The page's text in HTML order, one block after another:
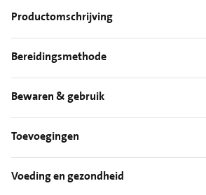
Productomschrijving
Bereidingsmethode
Bewaren & gebruik
Toevoegingen
Voeding en gezondheid